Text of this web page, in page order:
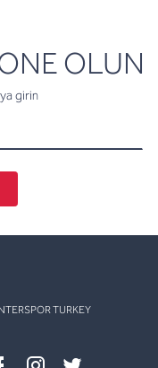
OLUN
girin
TURKEY